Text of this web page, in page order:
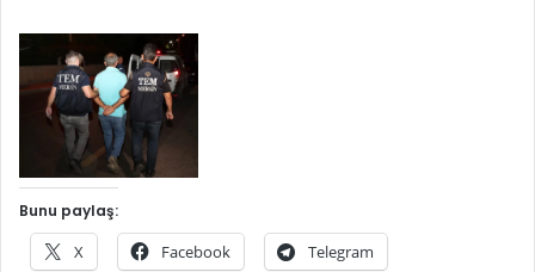
Bunu paylaş:
X Facebook Telegram